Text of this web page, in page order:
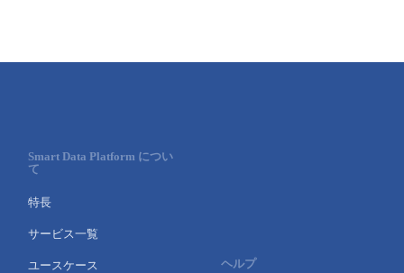
Smart Data Platform につい
て
特長
サービス一覧
ユースケース ヘルプ